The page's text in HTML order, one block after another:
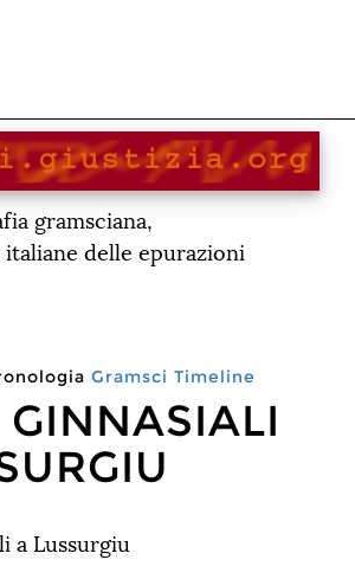
gramsciana,
delle epurazioni
Gramsci Timeline
GINNASIALI
a Lussurgiu